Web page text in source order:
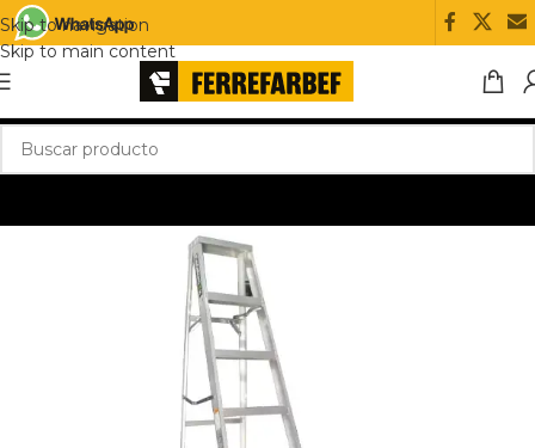
Skip to navigation
Skip to main content